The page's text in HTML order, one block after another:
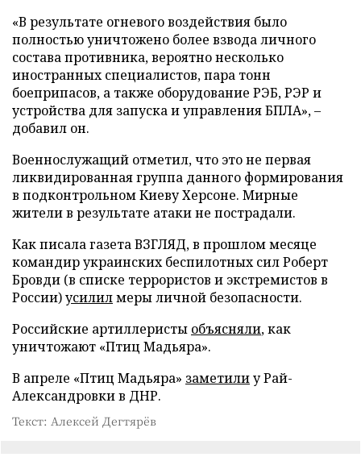
«В результате огневого воздействия было
полностью уничтожено более взвода личного
состава противника, вероятно несколько
иностранных специалистов, пара тонн
боеприпасов, а также оборудование РЭБ, РЭР и
устройства для запуска и управления БПЛА», –
добавил он.
Военнослужащий отметил, что это не первая
ликвидированная группа данного формирования
в подконтрольном Киеву Херсоне. Мирные
жители в результате атаки не пострадали.
Как писала газета ВЗГЛЯД, в прошлом месяце
командир украинских беспилотных сил Роберт
Бровди (в списке террористов и экстремистов в
России)усилилмеры личной безопасности.
Российские артиллеристы объясняли, как
уничтожают «Птиц Мадьяра».
В апреле «Птиц Мадьяра» заметилиу Рай-
Александровки в ДНР.
Текст: Алексей Дегтярёв